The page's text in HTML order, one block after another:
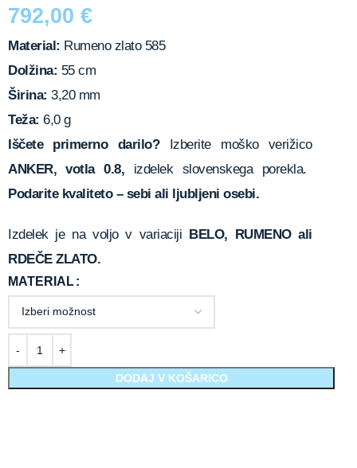
792,00 €
Material: Rumeno zlato 585
Dolžina: 55 cm
Širina: 3,20 mm
Teža: 6,0 g
Iščete primerno darilo?Izberite moško verižico
ANKER, votla 0.8, izdelek slovenskega porekla.
Podarite kvaliteto – sebi ali ljubljeni osebi.
Izdelek je na voljo v variaciji BELO, RUMENO ali
RDEČE ZLATO.
MATERIAL
DODAJ V KOŠARICO